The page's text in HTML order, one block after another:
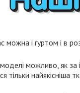
можна і гуртом і в
можливо, як за
тільки найякісніша